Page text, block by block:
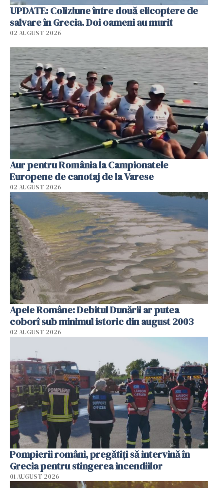
UPDATE: Coliziune între două elicoptere de
salvare în Grecia. Doi oameni au murit
02 AUGUST 2026
Aur pentru România la Campionatele
Europene de canotaj de la Varese
02 AUGUST 2026
Apele Române: Debitul Dunării ar putea
coborî sub minimul istoric din august 2003
02 AUGUST 2026
Pompierii români, pregătiţi să intervină în
Grecia pentru stingerea incendiilor
01 AUGUST 2026